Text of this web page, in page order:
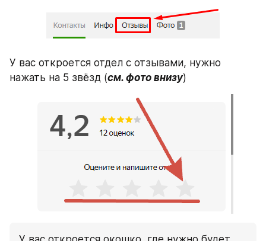
У вас откроется отдел с отзывами, нужно
нажать на 5 звёзд (см. фото внизу)